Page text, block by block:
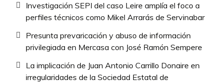
Investigación SEPI del caso Leire amplía el foco a
perfiles técnicos como Mikel Arrarás de Servinabar
Presunta prevaricación y abuso de información
privilegiada en Mercasa con José Ramón Sempere
La implicación de Juan Antonio Carrillo Donaire en
irregularidades de la Sociedad Estatal de